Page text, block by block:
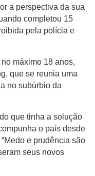
a perspectiva da sua
completou 15
pela polícia e
máximo 18 anos,
que se reunia uma
no subúrbio da
que tinha a solução
o país desde
“Medo e prudência são
seus novos